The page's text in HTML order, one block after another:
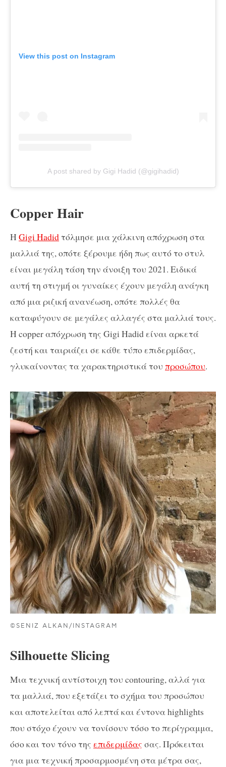
View this post on Instagram
A post shared by Gigi Hadid (@gigihadid)
Copper Hair
Η Gigi Hadidτόλμησε μια χάλκινη απόχρωση στα
μαλλιά της, οπότε ξέρουμε ήδη πως αυτό το στυλ
είναι μεγάλη τάση την άνοιξη του 2021. Ειδικά
αυτή τη στιγμή οι γυναίκες έχουν μεγάλη ανάγκη
από μια ριζική ανανέωση, οπότε πολλές θα
καταφύγουν σε μεγάλες αλλαγές στα μαλλιά τους.
Η copper απόχρωση της Gigi Hadid είναι αρκετά
ζεστή και ταιριάζει σε κάθε τύπο επιδερμίδας,
γλυκαίνοντας τα χαρακτηριστικά του προσώπου.
©SENIZ ALKAN/INSTAGRAM
Silhouette Slicing
Μια τεχνική αντίστοιχη του contouring, αλλά για
τα μαλλιά, που εξετάζει το σχήμα του προσώπου
και αποτελείται από λεπτά και έντονα highlights
που στόχο έχουν να τονίσουν τόσο το περίγραμμα,
όσο και τον τόνο της επιδερμίδας σας. Πρόκειται
για μια τεχνική προσαρμοσμένη στα μέτρα σας,